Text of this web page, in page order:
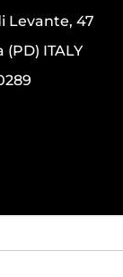
Levante, 47
(PD) ITALY